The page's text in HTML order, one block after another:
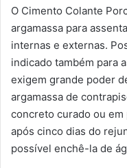
O Cimento Colante
argamassa para
internas e externas.
indicado também para
exigem grande poder
argamassa de
concreto curado ou em
após cinco dias do
possível enchê-la de